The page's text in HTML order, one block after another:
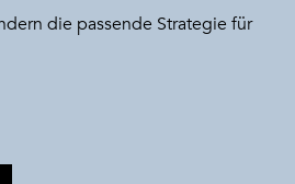
die passende Strategie für